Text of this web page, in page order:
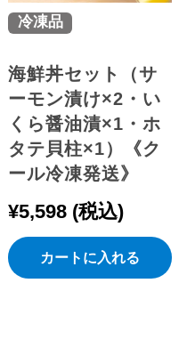
冷凍品
海鮮丼セット（サ
ーモン漬け×2・い
くら醤油漬×1・ホ
タテ貝柱×1）《ク
ール冷凍発送》
¥5,598 税込
カートに入れる